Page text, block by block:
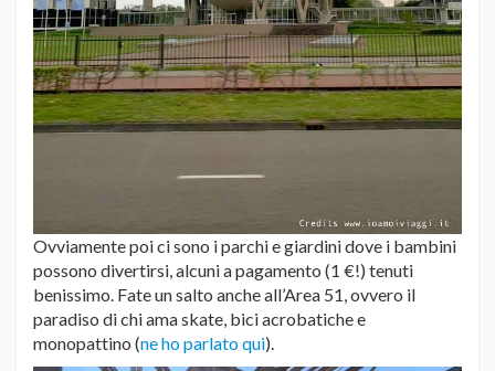
Ovviamente poi ci sono i parchi e giardini dove i bambini
possono divertirsi, alcuni a pagamento (1 €!) tenuti
benissimo. Fate un salto anche all’Area 51, ovvero il
paradiso di chi ama skate, bici acrobatiche e
monopattino (ne ho parlato qui).